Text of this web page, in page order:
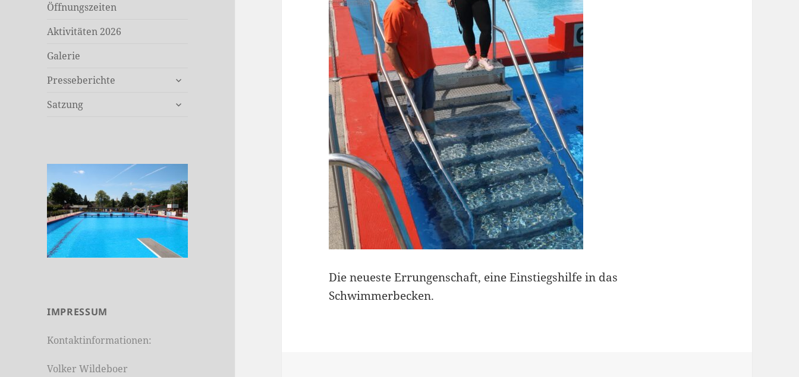
Öffnungszeiten
Aktivitäten 2026
Galerie
Presseberichte
untermenü
Satzung
untermenü
IMPRESSUM
Kontaktinformationen:
Volker Wildeboer
Die neueste Errungenschaft, eine Einstiegshilfe in das
Schwimmerbecken.